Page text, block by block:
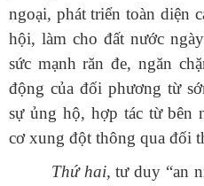
ngoại, phát triển toàn diện
hội, làm cho đất nước
sức mạnh răn đe, ngăn
động của đối phương từ
sự ủng hộ, hợp tác từ bên
cơ xung đột thông qua đối
Thứ hai, tư duy “an